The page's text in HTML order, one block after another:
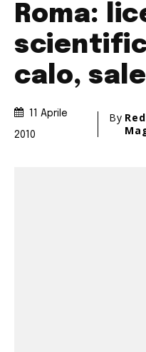
Roma:
calo,
11 Aprile
2010
By